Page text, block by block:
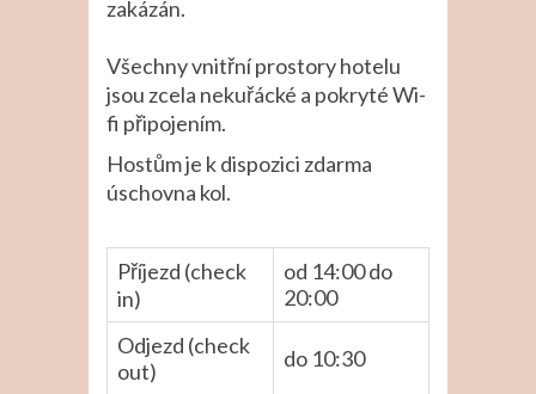
zakázán.
Všechny vnitřní prostory hotelu
jsou zcela nekuřácké a pokryté Wi-
fi připojením.
Hostům je k dispozici zdarma
úschovna kol.
Příjezd (check
in)
od 14:00 do
20:00
Odjezd (check
out)
do 10:30